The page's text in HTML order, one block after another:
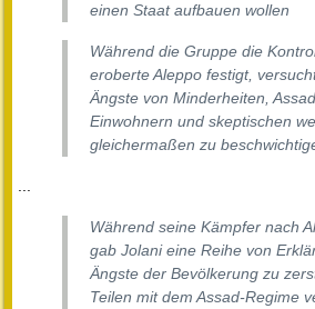
einen Staat aufbauen wollen
Während die Gruppe die
eroberte Aleppo festigt,
Ängste von Minderheiten,
Einwohnern und skeptischen
gleichermaßen zu
...
Während seine Kämpfer nach
gab Jolani eine Reihe von
Ängste der Bevölkerung zu
Teilen mit dem Assad-Regime